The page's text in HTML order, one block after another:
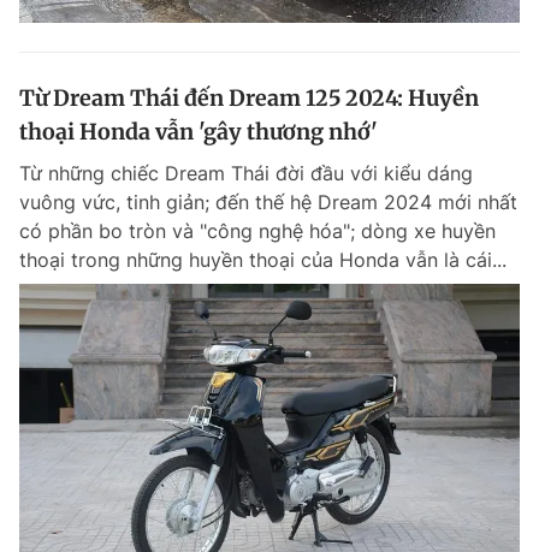
Từ Dream Thái đến Dream 125 2024: Huyền
thoại Honda vẫn 'gây thương nhớ'
Từ những chiếc Dream Thái đời đầu với kiểu dáng
vuông vức, tinh giản; đến thế hệ Dream 2024 mới nhất
có phần bo tròn và "công nghệ hóa"; dòng xe huyền
thoại trong những huyền thoại của Honda vẫn là cái...